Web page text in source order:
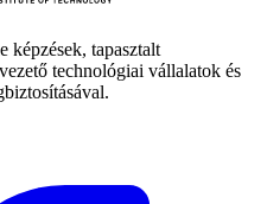
képzések, tapasztalt
technológiai vállalatok és